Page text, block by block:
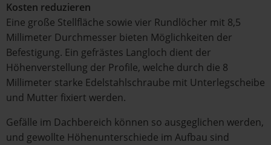
Kosten reduzieren
Eine große Stellfläche sowie vier Rundlöcher mit 8,5
Millimeter Durchmesser bieten Möglichkeiten der
Befestigung. Ein gefrästes Langloch dient der
Höhenverstellung der Profile, welche durch die 8
Millimeter starke Edelstahlschraube mit Unterlegscheibe
und Mutter fixiert werden.
Gefälle im Dachbereich können so ausgeglichen werden,
und gewollte Höhenunterschiede im Aufbau sind